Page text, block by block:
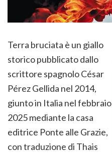
Terra bruciata è un giallo
storico pubblicato dallo
scrittore spagnolo César
Pérez Gellida nel 2014,
giunto in Italia nel febbraio
2025 mediante la casa
editrice Ponte alle Grazie,
con traduzione di Thais